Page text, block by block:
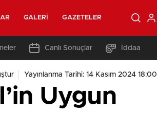
GALERI GAZETELER
Canlı Sonuçlar İddaa
Yayınlanma Tarihi: 14 Kasım 2024 18:00
Uygun